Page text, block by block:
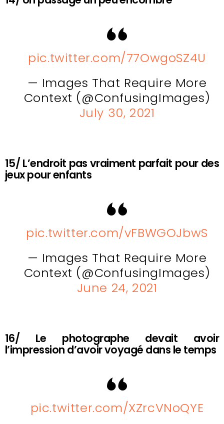
pic.twitter.com/77OwgoSZ4U
— Images That Require More
Context (@ConfusingImages)
July 30, 2021
15/ L’endroit pas vraiment parfait pour des
jeux pour enfants
pic.twitter.com/vFBWGOJbwS
— Images That Require More
Context (@ConfusingImages)
June 24, 2021
16/ Le photographe devait avoir
l’impression d’avoir voyagé dans le temps
pic.twitter.com/XZrcVNoQYE